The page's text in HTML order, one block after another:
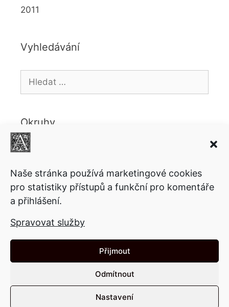
Naše stránka používá marketingové cookies
pro statistiky přístupů a funkční pro komentáře
a přihlášení.
Spravovat služby
Přijmout
Odmítnout
Nastavení
2011
Vyhledávání
Hledat:
Okruhy
Copyright
Lifestyle Motivační Politika Povídky
Psychologie Přednášky Sci-fi
Články